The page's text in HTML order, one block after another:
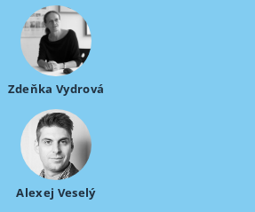
Zdeňka Vydrová
Alexej Veselý